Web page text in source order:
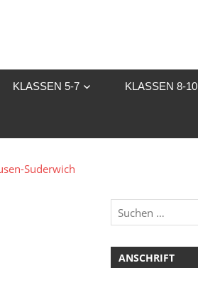
KLASSEN 5-7 KLASSEN 8-10
ANSCHRIFT